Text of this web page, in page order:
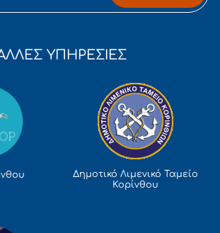
ΥΠΗΡΕΣΙΕΣ
Δημοτικό Λιμενικό Ταμείο
Κορίνθου